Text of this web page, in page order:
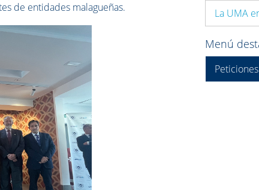
de entidades malagueñas.
La UMA
Menú
Peticiones